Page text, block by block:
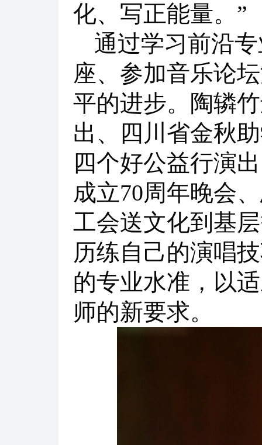
化、写正能量。”
通过学习前沿
座、参加音乐论
平的进步。陶辚
出、四川省金秋
四个好公益行演
成立70周年晚会
工会送文化到基
历练自己的演唱
的专业水准，以
师的新要求。